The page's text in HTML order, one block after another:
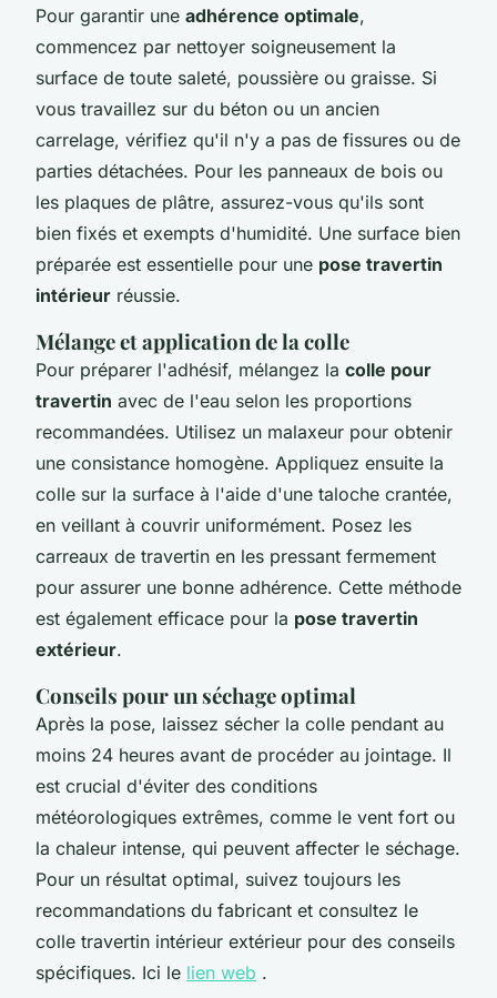
Pour garantir une adhérence optimale,
commencez par nettoyer soigneusement la
surface de toute saleté, poussière ou graisse. Si
vous travaillez sur du béton ou un ancien
carrelage, vérifiez qu'il n'y a pas de fissures ou de
parties détachées. Pour les panneaux de bois ou
les plaques de plâtre, assurez-vous qu'ils sont
bien fixés et exempts d'humidité. Une surface bien
préparée est essentielle pour une pose travertin
intérieur réussie.
Mélange et application de la colle
Pour préparer l'adhésif, mélangez la colle pour
travertin avec de l'eau selon les proportions
recommandées. Utilisez un malaxeur pour obtenir
une consistance homogène. Appliquez ensuite la
colle sur la surface à l'aide d'une taloche crantée,
en veillant à couvrir uniformément. Posez les
carreaux de travertin en les pressant fermement
pour assurer une bonne adhérence. Cette méthode
est également efficace pour la pose travertin
extérieur.
Conseils pour un séchage optimal
Après la pose, laissez sécher la colle pendant au
moins 24 heures avant de procéder au jointage. Il
est crucial d'éviter des conditions
météorologiques extrêmes, comme le vent fort ou
la chaleur intense, qui peuvent affecter le séchage.
Pour un résultat optimal, suivez toujours les
recommandations du fabricant et consultez le
colle travertin intérieur extérieur pour des conseils
spécifiques. Ici le lien web .